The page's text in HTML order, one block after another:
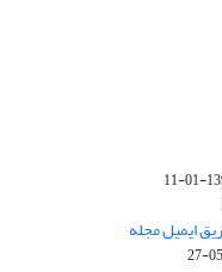
ایمیل مجله